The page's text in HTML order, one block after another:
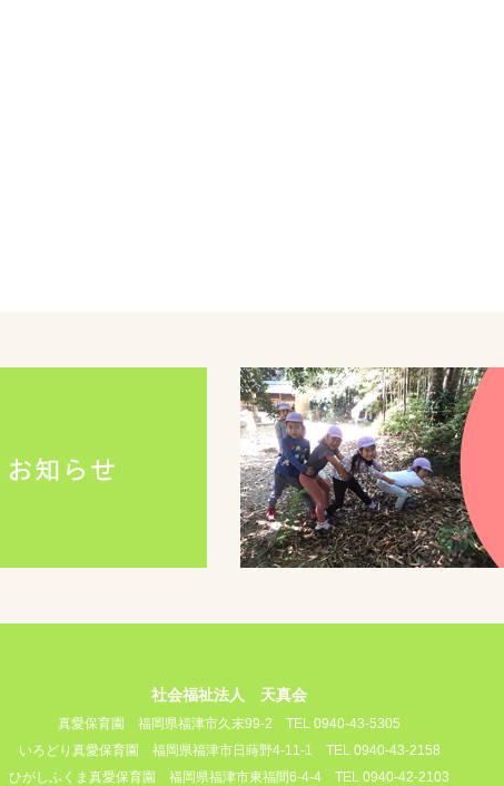
社会福祉法人 天真会
真愛保育園 福岡県福津市久末99-2
TEL 0940-43-5305
いろどり真愛保育園 福岡県福津市日蒔野4-11-1
TEL 0940-43-2158
ひがしふくま真愛保育園 福岡県福津市東福間6-4-4 TEL 0940-42-2103